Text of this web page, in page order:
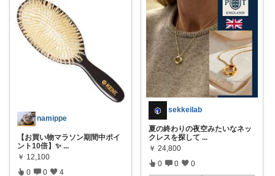
namippe
【お買い物マラソン期間中ポイ
ント10倍】✨ ...
￥ 12,100
0 0 4
sekkeilab
夏の終わりの夜空みたいなネッ
クレスを探して ...
￥ 24,800
0 0 0